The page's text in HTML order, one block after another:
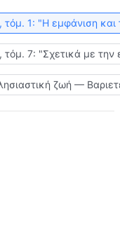
τόμ. 1: "Η εμφάνιση
7: "Σχετικά με την
ζωή —